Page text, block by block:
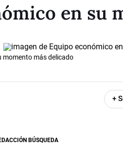
en su
momento más delicado
+
BÚSQUEDA